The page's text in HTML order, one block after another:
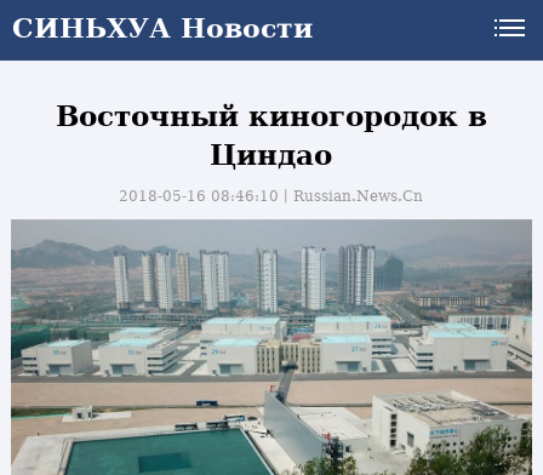
СИНЬХУА Новости
Восточный киногородок в
Циндао
2018-05-16 08:46:10丨Russian.News.Cn